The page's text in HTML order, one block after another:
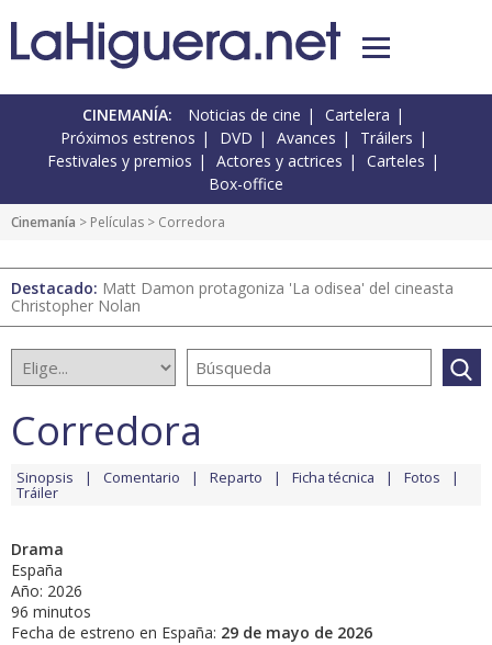
CINEMANÍA: Noticias de cine
Cartelera
Próximos estrenos
DVD Avances
Tráilers
Festivales y premios
Actores y actrices
Carteles
Box-office
Cinemanía > Películas > Corredora
Destacado: Matt Damon protagoniza 'La odisea' del cineasta
Christopher Nolan
Corredora
Sinopsis Comentario Reparto Ficha técnica Fotos
Tráiler
Drama
España
Año: 2026
96 minutos
Fecha de estreno en España: 29 de mayo de 2026